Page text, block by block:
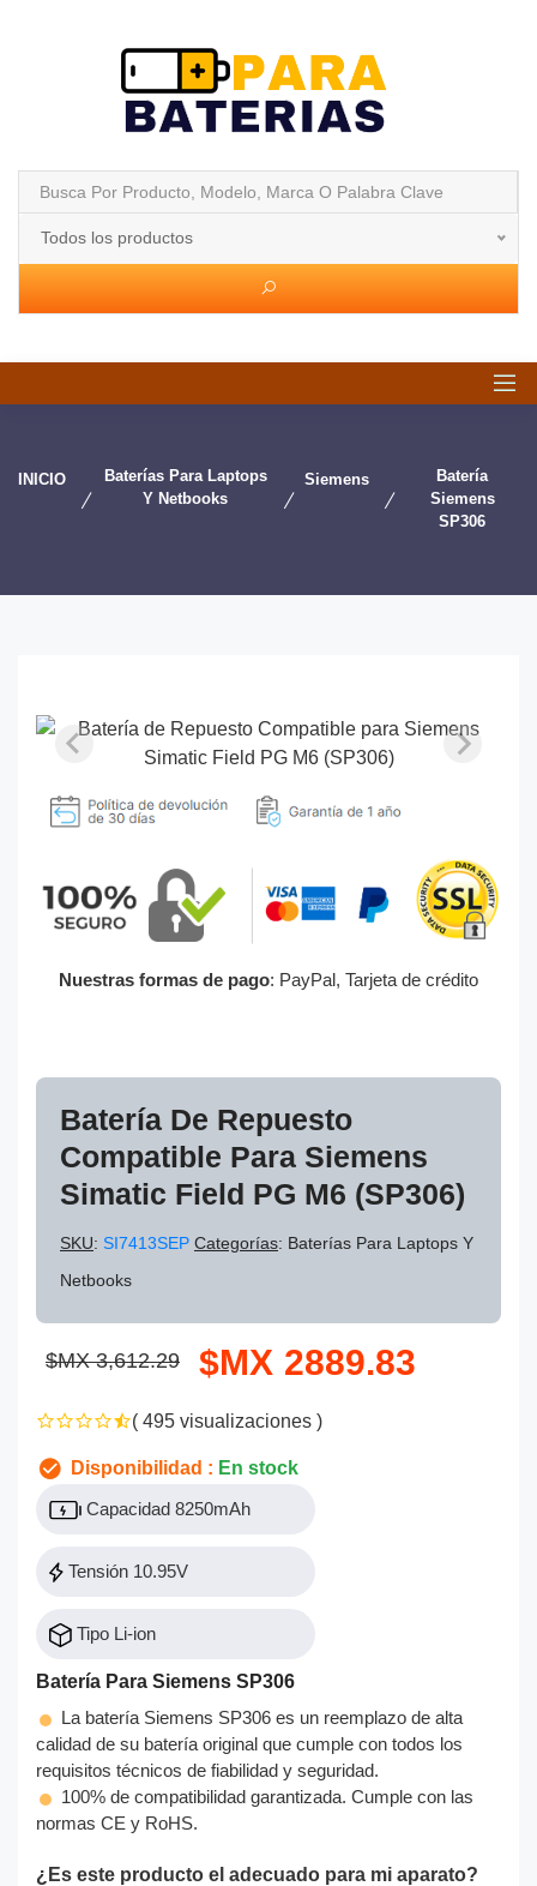
Todos los productos
INICIO
Baterías Para Laptops
Y Netbooks
Siemens
Batería
Siemens
SP306
Nuestras formas de pago: PayPal, Tarjeta de crédito
Batería De Repuesto
Compatible Para Siemens
Simatic Field PG M6 (SP306)
SKU: SI7413SEP Categorías: Baterías Para Laptops Y
Netbooks
$MX 3,612.29 $MX 2889.83
( 495 visualizaciones )
Disponibilidad : En stock
Capacidad 8250mAh
Tensión 10.95V
Tipo Li-ion
Batería Para Siemens SP306
La batería Siemens SP306 es un reemplazo de alta
calidad de su batería original que cumple con todos los
requisitos técnicos de fiabilidad y seguridad.
100% de compatibilidad garantizada. Cumple con las
normas CE y RoHS.
¿Es este producto el adecuado para mi aparato?